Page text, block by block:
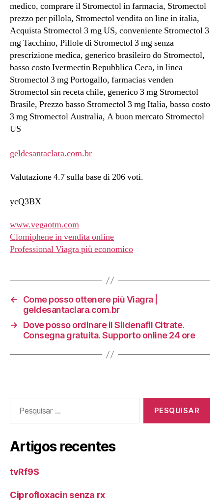
medico, comprare il Stromectol in farmacia, Stromectol
prezzo per pillola, Stromectol vendita on line in italia,
Acquista Stromectol 3 mg US, conveniente Stromectol 3
mg Tacchino, Pillole di Stromectol 3 mg senza
prescrizione medica, generico brasileiro do Stromectol,
basso costo Ivermectin Repubblica Ceca, in linea
Stromectol 3 mg Portogallo, farmacias venden
Stromectol sin receta chile, generico 3 mg Stromectol
Brasile, Prezzo basso Stromectol 3 mg Italia, basso costo
3 mg Stromectol Australia, A buon mercato Stromectol
US
geldesantaclara.com.br
Valutazione4.7sulla base di206voti.
ycQ3BX
www.vegaotm.com
Clomiphene in vendita online
Professional Viagra più economico
←
Come posso ottenere più Viagra |
geldesantaclara.com.br
→
Dove posso ordinare il Sildenafil Citrate.
Consegna gratuita. Supporto online 24 ore
por:
Artigos recentes
tvRf9S
Ciprofloxacin senza rx